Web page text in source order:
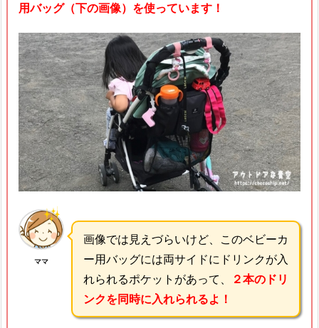
用バッグ（下の画像）を使っています！
ママ
画像では見えづらいけど、このベビーカ
ー用バッグには両サイドにドリンクが入
れられるポケットがあって、
２本のドリ
ンクを同時に入れられるよ！